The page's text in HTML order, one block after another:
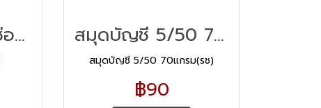
สมุด 5/100 2 ช่องคู่ สมุดบัญชี 5/50 70แกรม(รช)
สมุดบัญชี 5/50 70แกรม(รช)
฿90